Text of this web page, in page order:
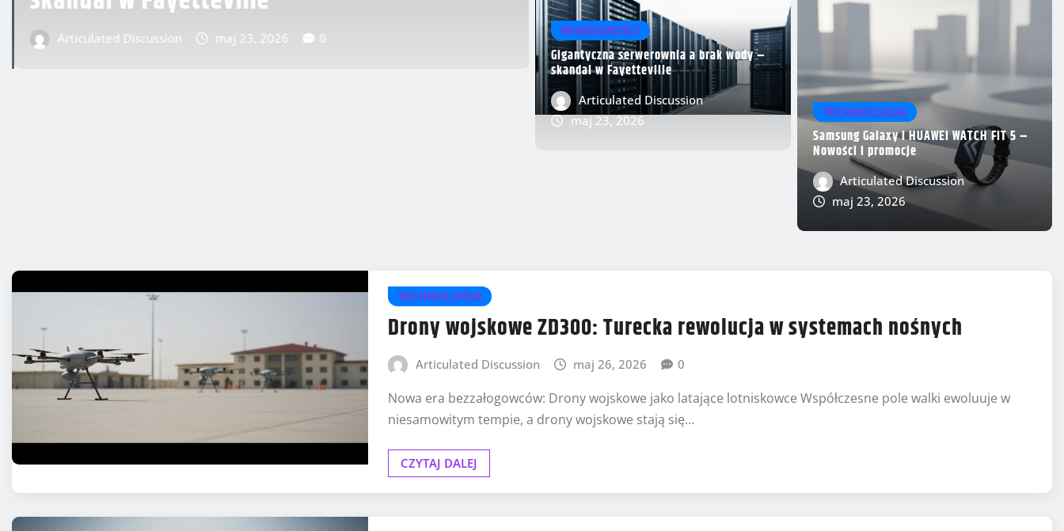
TECHNOLOGIA
Smartfony Samsung Galaxy zablokują
reklamy! Nowości One UI 8.5
0
WIADOMOŚCI
Gigantyczna serwerownia a brak wody –
skandal w Fayetteville
Articulated Discussion
maj 23, 2026
TECHNOLOGIA
Samsung Galaxy i HUAWEI WATCH FIT 5 –
Nowości i promocje
Articulated Discussion
maj 23, 2026
TECHNOLOGIA
Drony wojskowe ZD300: Turecka rewolucja w systemach nośnych
Articulated Discussion maj 26, 2026 0
Nowa era bezzałogowców: Drony wojskowe jako latające lotniskowce Współczesne pole walki ewoluuje w
niesamowitym tempie, a drony wojskowe stają się…
CZYTAJ DALEJ